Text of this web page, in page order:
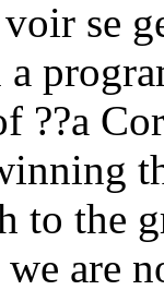
se
??a
to the
are